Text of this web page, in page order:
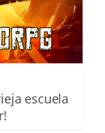
escuela